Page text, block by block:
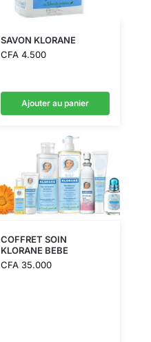
SAVON KLORANE
CFA4.500
Ajouter au panier
COFFRET SOIN
KLORANE BEBE
CFA35.000